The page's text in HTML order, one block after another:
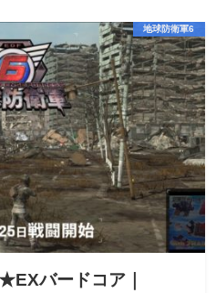
地球防衛軍6
バードコア｜